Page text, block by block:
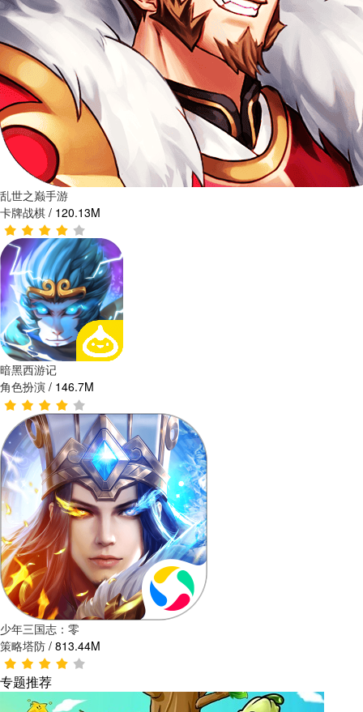
乱世之巅手游
卡牌战棋 / 120.13M
暗黑西游记
角色扮演 / 146.7M
少年三国志：零
策略塔防 / 813.44M
专题推荐